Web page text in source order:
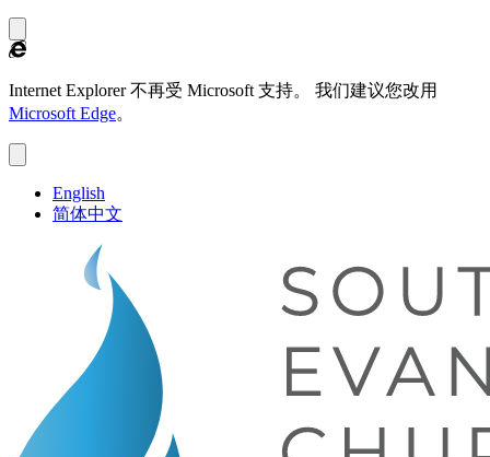
Internet Explorer 不再受 Microsoft 支持。
我们建议您改用
Microsoft Edge。
English
简体中文